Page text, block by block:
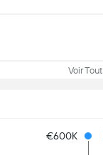
Voir Tout
€600K